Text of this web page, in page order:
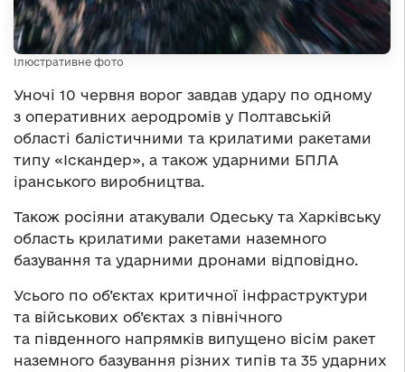
Ілюстративне фото
Уночі 10 червня ворог завдав удару по одному
з оперативних аеродромів у Полтавській
області балістичними та крилатими ракетами
типу «Іскандер», а також ударними БПЛА
іранського виробництва.
Також росіяни атакували Одеську та Харківську
область крилатими ракетами наземного
базування та ударними дронами відповідно.
Усього по об’єктах критичної інфраструктури
та військових об’єктах з північного
та південного напрямків випущено вісім ракет
наземного базування різних типів та 35 ударних